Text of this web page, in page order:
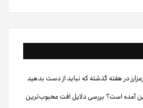
آمده است؟ بررسی دلایل افت محبوب‌ترین